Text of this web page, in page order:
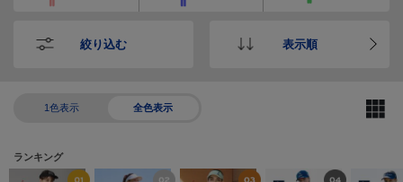
絞り込む 表示順
1色表示 全色表示
ランキング